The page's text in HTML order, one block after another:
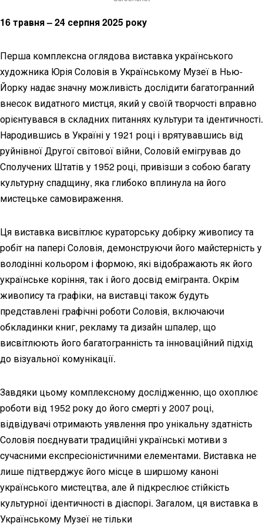
16 травня – 24 серпня 2025 року
Перша комплексна оглядова виставка українського
художника Юрія Соловія в Українському Музеї в Нью-
Йорку надає значну можливість дослідити багатогранний
внесок видатного мистця, який у своїй творчості вправно
орієнтувався в складних питаннях культури та ідентичності.
Народившись в Україні у 1921 році і врятувавшись від
руйнівної Другої світової війни, Соловій емігрував до
Сполучених Штатів у 1952 році, привізши з собою багату
культурну спадщину, яка глибоко вплинула на його
мистецьке самовираження.
Ця виставка висвітлює кураторську добірку живопису та
робіт на папері Соловія, демонструючи його майстерність у
володінні кольором і формою, які відображають як його
українське коріння, так і його досвід емігранта. Окрім
живопису та графіки, на виставці також будуть
представлені графічні роботи Соловія, включаючи
обкладинки книг, рекламу та дизайн шпалер, що
висвітлюють його багатогранність та інноваційний підхід
до візуальної комунікації.
Завдяки цьому комплексному дослідженню, що охоплює
роботи від 1952 року до його смерті у 2007 році,
відвідувачі отримають уявлення про унікальну здатність
Соловія поєднувати традиційні українські мотиви з
сучасними експресіоністичними елементами. Виставка не
лише підтверджує його місце в ширшому каноні
українського мистецтва, але й підкреслює стійкість
культурної ідентичності в діаспорі. Загалом, ця виставка в
Українському Музеї не тільки